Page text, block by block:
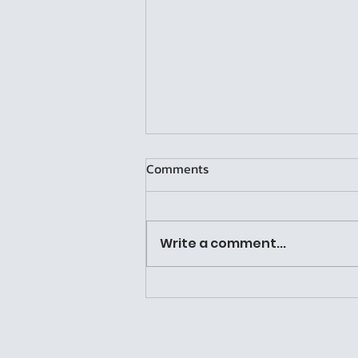
Copy of ลองเรียน ลองเล่น “ลอง
Comments
Write a comment...